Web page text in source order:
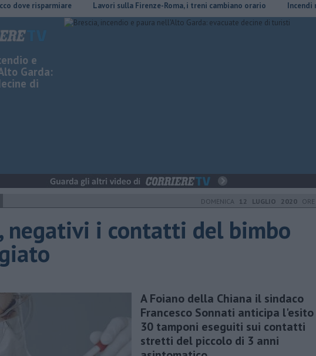
risparmiare Lavori sulla Firenze-Roma, i treni cambiano orario Incendi nei
e
Garda:
di
DOMENICA 12 LUGLIO 2020
negativi i contatti del bimbo
A Foiano della Chiana il sindaco
Francesco Sonnati anticipa
30 tamponi eseguiti sui contatti
stretti del piccolo di 3 anni